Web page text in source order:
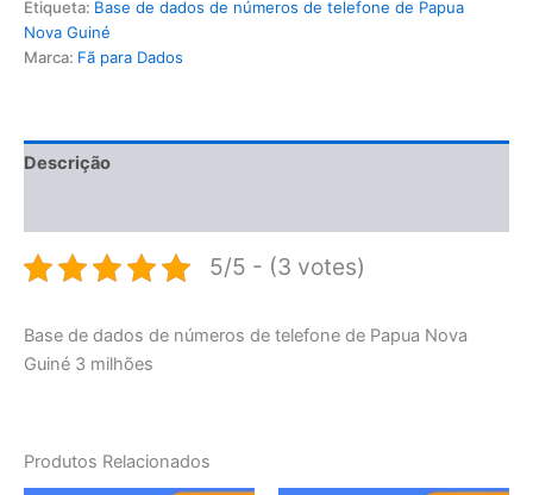
Etiqueta: Base de dados de números de telefone de Papua
Nova Guiné
Marca: Fã para Dados
Descrição
5/5 - (3 votes)
Base de dados de números de telefone de Papua Nova
Guiné 3 milhões
Produtos Relacionados